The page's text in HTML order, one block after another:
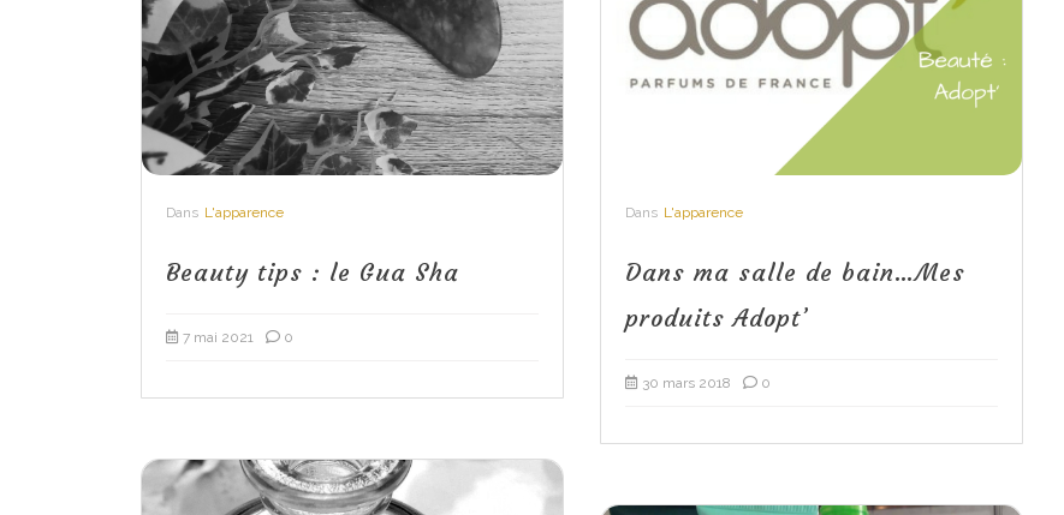
Dans L'apparence
Beauty tips : le Gua Sha
7 mai 2021 0
Dans L'apparence
Dans ma salle de bain…Mes
produits Adopt’
30 mars 2018 0